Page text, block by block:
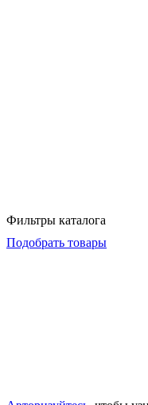
Фильтры каталога
Подобрать товары